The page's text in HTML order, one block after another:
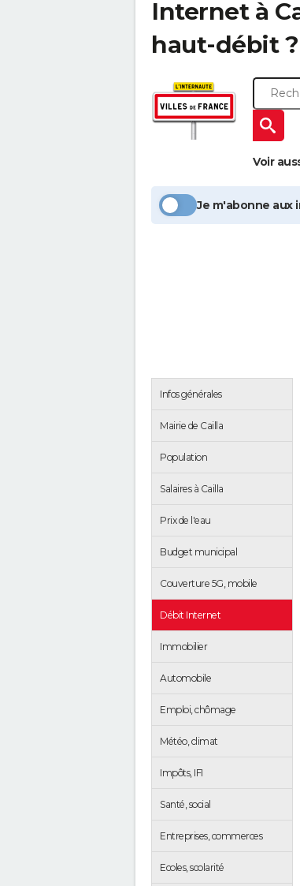
Internet à
haut-débit ?
Voir
Je m'abonne aux
Infos générales
Mairie de Cailla
Population
Salaires à Cailla
Prix de l'eau
Budget municipal
Couverture 5G, mobile
Débit Internet
Immobilier
Automobile
Emploi, chômage
Météo, climat
Impôts, IFI
Santé, social
Entreprises, commerces
Ecoles, scolarité